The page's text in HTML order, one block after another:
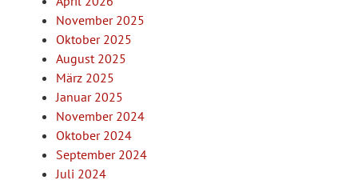
November 2025
Oktober 2025
August 2025
März 2025
Januar 2025
November 2024
Oktober 2024
September 2024
Juli 2024